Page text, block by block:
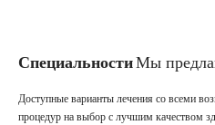
СпециальностиМы
Доступные варианты лечения со всеми
процедур на выбор с лучшим качеством